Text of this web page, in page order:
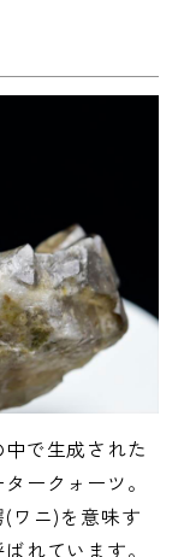
で生成された
ークォーツ。
ワニ)を意味す
れています。